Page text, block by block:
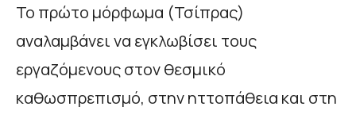
Το πρώτο μόρφωμα (Τσίπρας)
αναλαμβάνει να εγκλωβίσει τους
εργαζόμενους στον θεσμικό
καθωσπρεπισμό, στην ηττοπάθεια και στη